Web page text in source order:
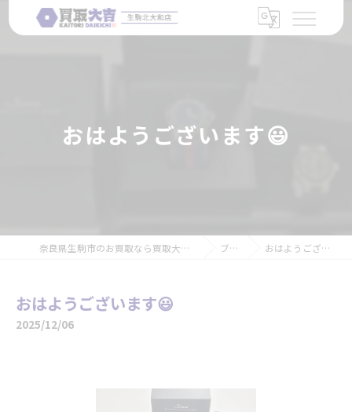
おはようございます😃
奈良県生駒市のお買取なら買取大吉 生駒北大和店 ブログ おはようございます😃
おはようございます😃
2025/12/06